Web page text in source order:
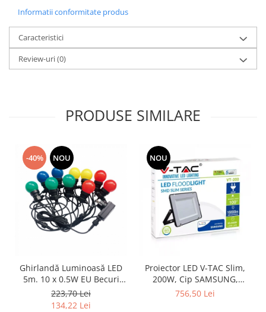
Informatii conformitate produs
Caracteristici
Review-uri(0)
PRODUSE SIMILARE
-40% NOU
Ghirlandă Luminoasă LED
5m. 10 x 0.5W EU Becuri
RGBY
223,70 Lei
134,22 Lei
NOU
Proiector LED V-TAC Slim,
200W, Cip SAMSUNG,
80lm/w, 16000lm
756,50 Lei